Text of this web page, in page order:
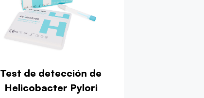
Test de detección de
Helicobacter Pylori